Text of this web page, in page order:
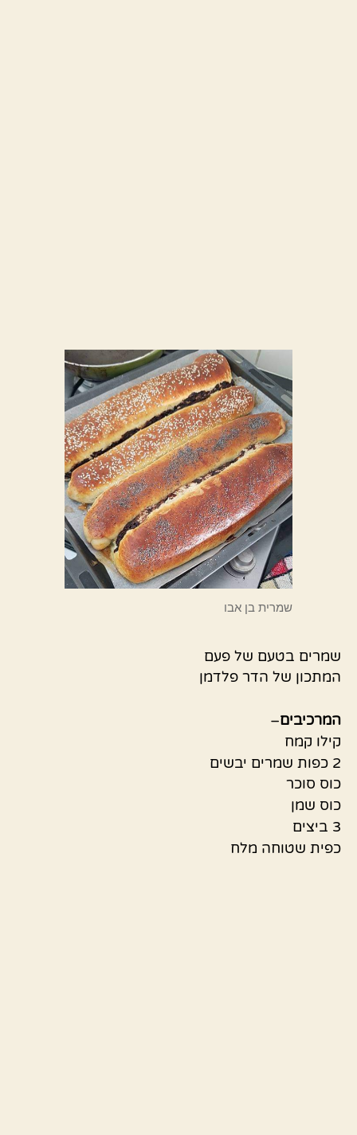
שמרית בן אבו
שמרים בטעם של פעם
המתכון של הדר פלדמן
המרכיבים–
קילו קמח
2 כפות שמרים יבשים
כוס סוכר
כוס שמן
3 ביצים
כפית שטוחה מלח